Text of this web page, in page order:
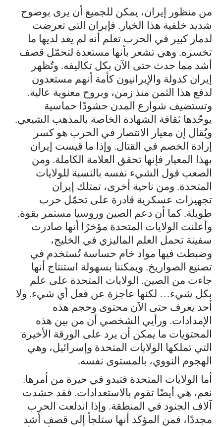
من منظور إيران، يمكن للجميع أن يرى بوضوح
شديد خلفية هذا الخيار. فإيران التي تعرضت
لدمار كبير في الحرب تعلم أنه لم يعد لديها ما
تخسره. وهي تشعر بأنها مستعدة لتحمّل قصف
أشد مما حدث حتى الآن بكل تكاليفه. وتُظهر
إيران كدولة والإيرانيون كأمة أنهم مستعدون
لدفع هذا الثمن منذ زمن، وبروح معنوية عالية.
وتستضيف شوارع المدن حشودًا حماسية
يوحّدها ثقافة الشهادة الخاصة بالمذهب الشيعي.
ويُقال إن معيار الانتصار في الحرب هو كسر
إرادة الخصم في القتال. وإذا ما قيست إيران
بهذا المعيار فإنها تحقق العلامة الكاملة. ومن
الصعب قول الشيء نفسه بالنسبة للولايات
المتحدة. ومن ناحية أخرى، تمتلك إيران
تجهيزات عسكرية قادرة على تحمّل حرب
طويلة. كما أن دعم الصين وروسيا مستمر بقوة.
وأعلنت الولايات المتحدة مؤخرًا أنها صادرت
سفينة تحمل العلم الماليزي في الخليج،
وضبطت فيها مواد خام حساسة تُستخدم في
تصنيع الصواريخ. ويمكننا بسهولة استنتاج أنها
جاءت من الصين. الولايات المتحدة على علم
بكل شيء… لكنها عاجزة عن فعل أي شيء. ولا
أحد يعرف حتى الآن محتوى وحجم هذه
الإمدادات. ورأيي الشخصي أن من بين هذه
المحتويات ما يمكن أن يرد على الورقة الأخيرة
التي تملكها الولايات المتحدة وإسرائيل، وهي
الهجوم النووي، بالمستوى نفسه.
أما الولايات المتحدة فتبدو في حيرة من أمرها.
نعم، هي أيضًا تقوم بالاستعدادات. فقد حشدت
آلاف الجنود في المنطقة. وإذا اندلعت الحرب
مجددًا، فمن المؤكد أنها ستلجأ إلى قصف أشد